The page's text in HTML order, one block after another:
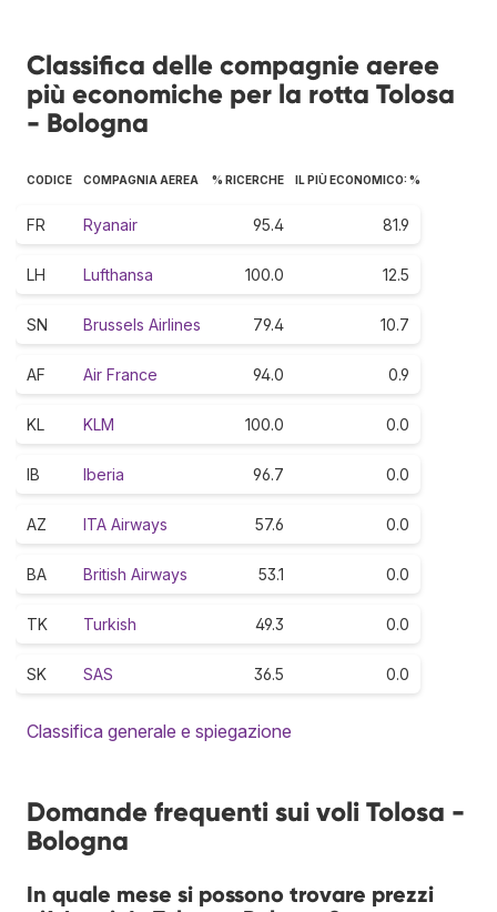
Classifica delle compagnie aeree
più economiche per la rotta Tolosa
- Bologna
CODICE COMPAGNIA AEREA % RICERCHE IL PIÙ ECONOMICO: %
FR Ryanair 95.4 81.9
LH Lufthansa 100.0 12.5
SN Brussels Airlines 79.4 10.7
AF Air France 94.0 0.9
KL KLM 100.0 0.0
IB Iberia 96.7 0.0
AZ ITA Airways 57.6 0.0
BA British Airways 53.1 0.0
TK Turkish 49.3 0.0
SK SAS 36.5 0.0
Classifica generale e spiegazione
Domande frequenti sui voli Tolosa -
Bologna
In quale mese si possono trovare prezzi